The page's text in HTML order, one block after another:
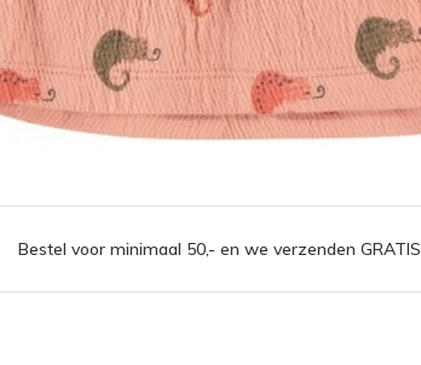
Bestel voor minimaal 50,- en we verzenden GRATIS